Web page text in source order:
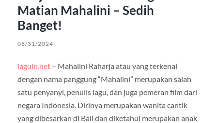
Matian Mahalini – Sedih
Banget!
08/31/2024
laguin.net– Mahalini Raharja atau yang terkenal
dengan nama panggung “Mahalini” merupakan salah
satu penyanyi, penulis lagu, dan juga pemeran film dari
negara Indonesia. Dirinya merupakan wanita cantik
yang dibesarkan di Bali dan diketahui merupakan anak